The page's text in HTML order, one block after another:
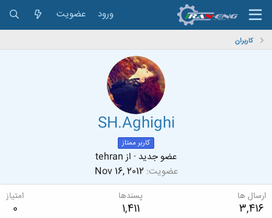
ورود عضویت
کاربران
SH.Aghighi
کاربر ممتاز
عضو جدید · از tehran
عضویت Nov 16, 2012
ارسال ها
3,416
پسندها
1,411
امتیاز
0